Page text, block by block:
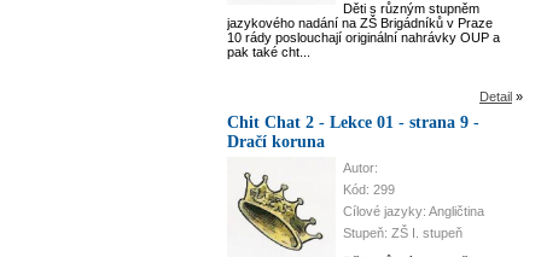
Děti s různým stupněm
jazykového nadání na ZŠ Brigádníků v Praze
10 rády poslouchají originální nahrávky OUP a
pak také cht...
Detail »
Chit Chat 2 - Lekce 01 - strana 9 -
Dračí koruna
Autor:
Kód: 299
Cílové jazyky: Angličtina
Stupeň: ZŠ I. stupeň